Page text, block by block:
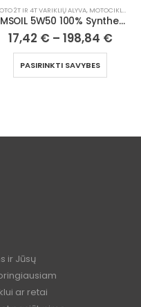
2T IR 4T VARIKLIŲ ALYVA, MOTOCIKLAI, ATV/UTV
AMSOIL 5W50 100% Synthetic ATV/UTV Motor Oil
17,42 € – 198,84 €
PASIRINKTI SAVYBES
ir Jūsų
ar retai